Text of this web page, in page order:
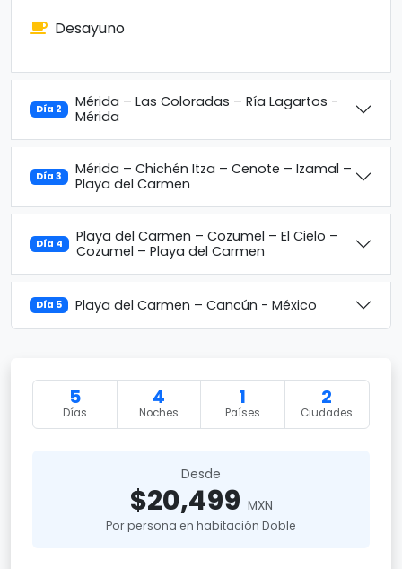
Desayuno
Día 2
Mérida – Las Coloradas – Ría Lagartos -
Mérida
Día 3
Mérida – Chichén Itza – Cenote – Izamal –
Playa del Carmen
Día 4
Playa del Carmen – Cozumel – El Cielo –
Cozumel – Playa del Carmen
Día 5 Playa del Carmen – Cancún - México
5
Días
4
Noches
1
Países
2
Ciudades
Desde
$20,499 MXN
Por persona en habitación Doble